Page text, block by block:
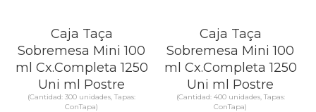
Caja Taça
Sobremesa Mini 100
ml Cx.Completa 1250
Uni ml Postre
(Cantidad: 300 unidades, Tapas:
ConTapa)
Caja Taça
Sobremesa Mini 100
ml Cx.Completa 1250
Uni ml Postre
(Cantidad: 400 unidades, Tapas:
ConTapa)